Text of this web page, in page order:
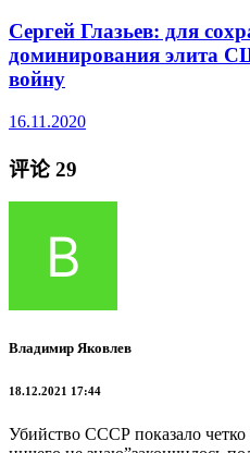
Сергей Глазьев: для
доминирования элита
войну
16.11.2020
评论 29
Владимир Яковлев
18.12.2021 17:44
Убийство СССР показало четко